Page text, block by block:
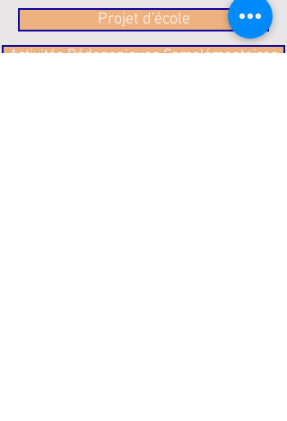
Projet d'école
Activités Pédagogiques Complémentaires